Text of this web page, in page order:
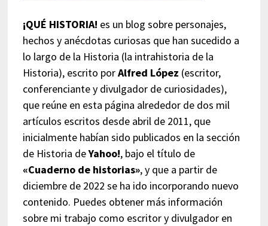
¡QUÉ HISTORIA! es un blog sobre personajes,
hechos y anécdotas curiosas que han sucedido a
lo largo de la Historia (la intrahistoria de la
Historia), escrito porAlfred López (escritor,
conferenciante y divulgador de curiosidades),
que reúne en esta página alrededor de dos mil
artículos escritos desde abril de 2011, que
inicialmente habían sido publicados en la sección
de Historia deYahoo!, bajo el título de
«Cuaderno de historias», y que a partir de
diciembre de 2022 se ha ido incorporando nuevo
contenido. Puedes obtener más información
sobre mi trabajo como escritor y divulgador en